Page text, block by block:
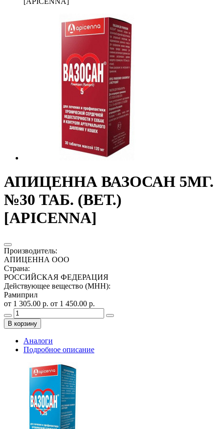
АПИЦЕННА ВАЗОСАН 5МГ.
№30 ТАБ. (ВЕТ.)
[APICENNA]
Производитель:
АПИЦЕННА ООО
Страна:
РОССИЙСКАЯ ФЕДЕРАЦИЯ
Действующее вещество (МНН):
Рамиприл
от 1 305.00 р. от 1 450.00 р.
В корзину
Аналоги
Подробное описание